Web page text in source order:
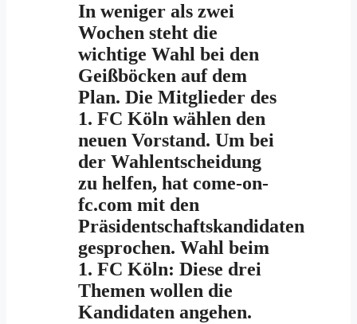
In weniger als zwei
Wochen steht die
wichtige Wahl bei den
Geißböcken auf dem
Plan. Die Mitglieder des
1. FC Köln wählen den
neuen Vorstand. Um bei
der Wahlentscheidung
zu helfen, hat come-on-
fc.com mit den
Präsidentschaftskandidaten
gesprochen. Wahl beim
1. FC Köln: Diese drei
Themen wollen die
Kandidaten angehen.